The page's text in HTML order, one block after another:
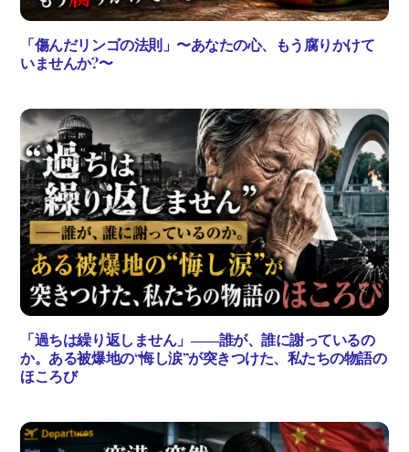
「傷んだリンゴの法則」〜あなたの心、もう腐りかけて
いませんか?〜
「過ちは繰り返しません」――誰が、誰に謝っているの
か。ある被爆地の“悔し涙”が突きつけた、私たちの物語の
ほころび